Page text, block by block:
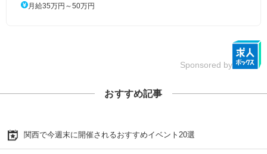
月給35万円～50万円
Sponsored by
おすすめ記事
関西で今週末に開催されるおすすめイベント20選